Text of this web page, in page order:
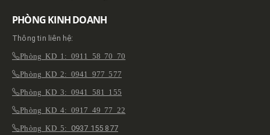
PHÒNG KINH DOANH
Thông tin liên hệ:
Phòng KD 1: 0911 58 70 70
Phòng KD 2: 0941 977 577
Phòng KD 3: 0941 581 155
Phòng KD 4: 0917 49 77 22
Phòng KD 5: 0937 155 877